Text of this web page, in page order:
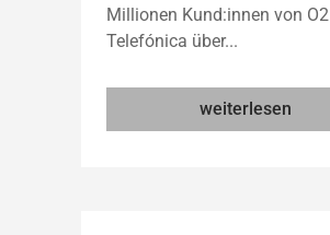
Millionen Kund:innen von O2
Telefónica über...
weiterlesen